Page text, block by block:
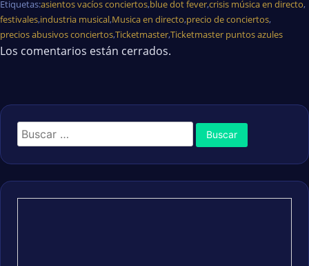
Etiquetas:asientos vacíos conciertos,blue dot fever,crisis música en directo,
festivales,industria musical,Musica en directo,precio de conciertos,
precios abusivos conciertos,Ticketmaster,Ticketmaster puntos azules
Los comentarios están cerrados.
Buscar: